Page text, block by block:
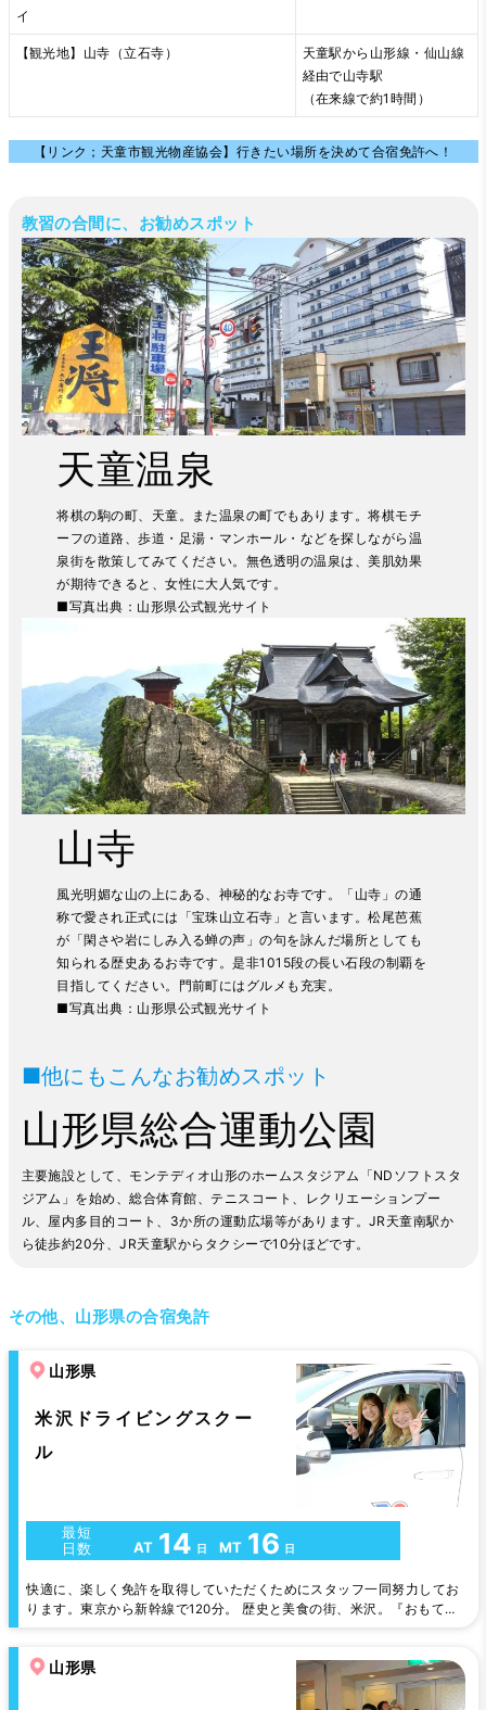
イ
【観光地】山寺（立石寺）
天童駅から山形線・仙山線
経由で山寺駅
（在来線で約1時間）
【リンク；天童市観光物産協会】行きたい場所を決めて合宿免許へ！
教習の合間に、お勧めスポット
天童温泉
将棋の駒の町、天童。また温泉の町でもあります。将棋モチ
ーフの道路、歩道・足湯・マンホール・などを探しながら温
泉街を散策してみてください。無色透明の温泉は、美肌効果
が期待できると、女性に大人気です。
■写真出典： 山形県公式観光サイト
山寺
風光明媚な山の上にある、神秘的なお寺です。「山寺」の通
称で愛され正式には「宝珠山立石寺」と言います。松尾芭蕉
が「閑さや岩にしみ入る蝉の声」の句を詠んだ場所としても
知られる歴史あるお寺です。是非1015段の長い石段の制覇を
目指してください。門前町にはグルメも充実。
■写真出典： 山形県公式観光サイト
■他にもこんなお勧めスポット
山形県総合運動公園
主要施設として、モンテディオ山形のホームスタジアム「NDソフトスタ
ジアム」を始め、総合体育館、テニスコート、レクリエーションプー
ル、屋内多目的コート、3か所の運動広場等があります。JR天童南駅か
ら徒歩約20分、JR天童駅からタクシーで10分ほどです。
その他、山形県の合宿免許
山形県
米沢ドライビングスクー
ル
最短
日数
AT 14 日 MT 16 日
快適に、楽しく免許を取得していただくためにスタッフ一同努力してお
ります。東京から新幹線で120分。 歴史と美食の街、米沢。『おもてな
山形県